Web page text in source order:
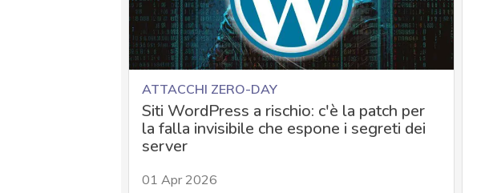
ATTACCHI ZERO-DAY
Siti WordPress a rischio: c'è la patch per
la falla invisibile che espone i segreti dei
server
01 Apr 2026